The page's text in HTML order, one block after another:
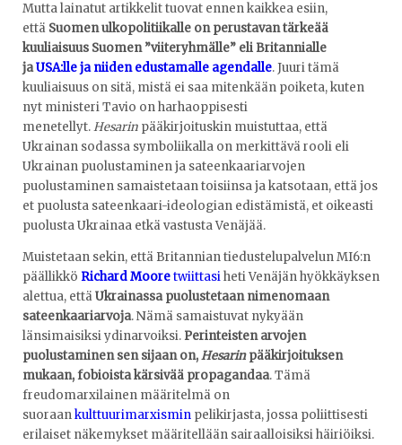
Mutta lainatut artikkelit tuovat ennen kaikkea esiin,
että Suomen ulkopolitiikalle on perustavan tärkeää
kuuliaisuus Suomen ”viiteryhmälle” eli Britannialle
jaUSA:lle ja niiden edustamalle agendalle. Juuri tämä
kuuliaisuus on sitä, mistä ei saa mitenkään poiketa, kuten
nyt ministeri Tavio on harhaoppisesti
menetellyt.Hesarin pääkirjoituskin muistuttaa, että
Ukrainan sodassa symboliikalla on merkittävä rooli eli
Ukrainan puolustaminen ja sateenkaariarvojen
puolustaminen samaistetaan toisiinsa ja katsotaan, että jos
et puolusta sateenkaari-ideologian edistämistä, et oikeasti
puolusta Ukrainaa etkä vastusta Venäjää.
Muistetaan sekin, että Britannian tiedustelupalvelun MI6:n
päällikkö Richard Mooretwiittasiheti Venäjän hyökkäyksen
alettua, ettäUkrainassa puolustetaan nimenomaan
sateenkaariarvoja. Nämä samaistuvat nykyään
länsimaisiksi ydinarvoiksi. Perinteisten arvojen
puolustaminen sen sijaan on,Hesarinpääkirjoituksen
mukaan, fobioista kärsivää propagandaa. Tämä
freudomarxilainen määritelmä on
suoraankulttuurimarxismin pelikirjasta, jossa poliittisesti
erilaiset näkemykset määritellään sairaalloisiksi häiriöiksi.